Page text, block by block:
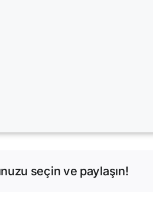
seçin ve paylaşın!